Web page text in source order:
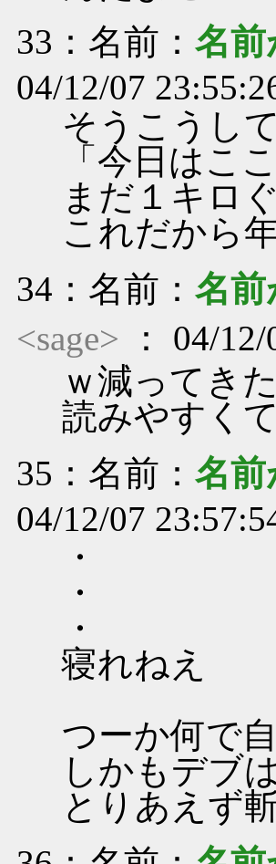
33 ：名前： 名前
04/12/07
そうこうし
「今日はこ
まだ１キロ
これだから
34 ：名前： 名前
<sage>
： 04/
ｗ減ってき
読みやすく
35 ：名前： 名前
04/12/07
・
・
・
寝れねえ
つーか何で
しかもデブ
とりあえず